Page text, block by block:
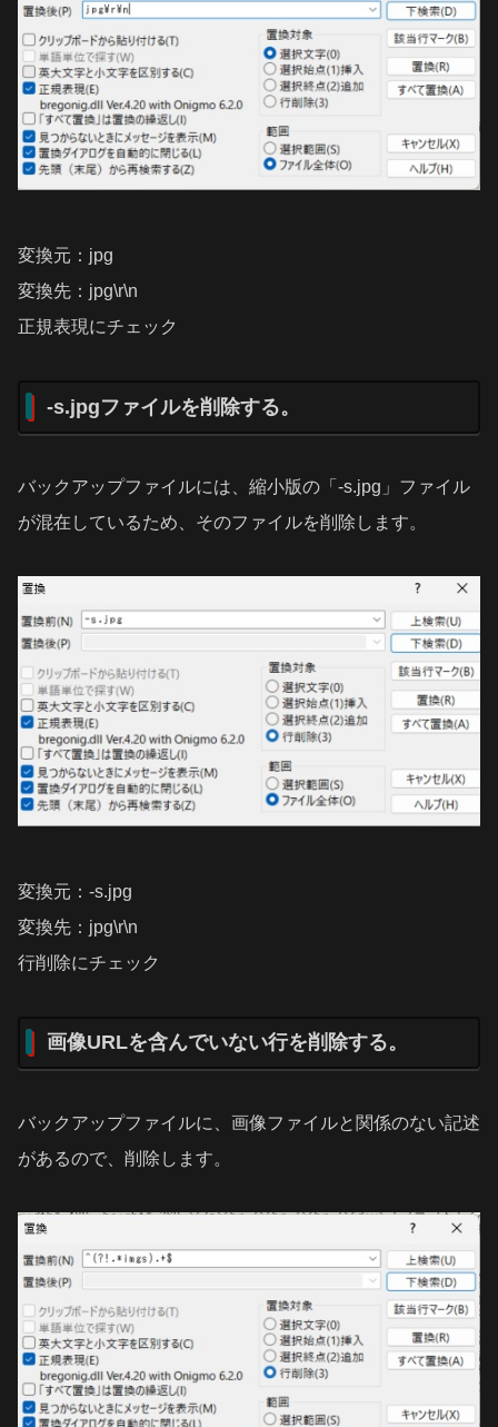
変換元：jpg
変換先：jpg\r\n
正規表現にチェック
-s.jpgファイルを削除する。
バックアップファイルには、縮小版の「-s.jpg」ファイル
が混在しているため、そのファイルを削除します。
変換元：-s.jpg
変換先：jpg\r\n
行削除にチェック
画像URLを含んでいない行を削除する。
バックアップファイルに、画像ファイルと関係のない記述
があるので、削除します。